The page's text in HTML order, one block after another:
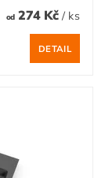
od274 Kč / ks
DETAIL